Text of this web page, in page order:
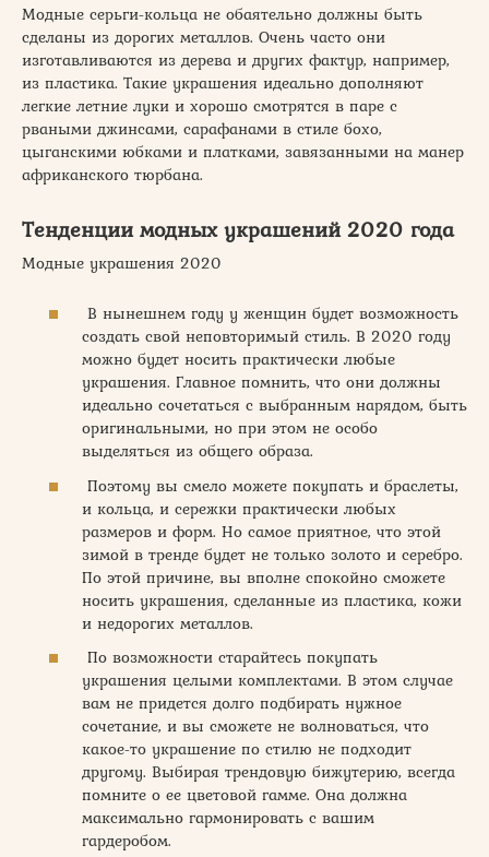
Модные серьги-кольца не обаятельно должны быть
сделаны из дорогих металлов. Очень часто они
изготавливаются из дерева и других фактур, например,
из пластика. Такие украшения идеально дополняют
легкие летние луки и хорошо смотрятся в паре с
рваными джинсами, сарафанами в стиле бохо,
цыганскими юбками и платками, завязанными на манер
африканского тюрбана.
Тенденции модных украшений 2020 года
Модные украшения 2020
В нынешнем году у женщин будет возможность
создать свой неповторимый стиль. В 2020 году
можно будет носить практически любые
украшения. Главное помнить, что они должны
идеально сочетаться с выбранным нарядом, быть
оригинальными, но при этом не особо
выделяться из общего образа.
Поэтому вы смело можете покупать и браслеты,
и кольца, и сережки практически любых
размеров и форм. Но самое приятное, что этой
зимой в тренде будет не только золото и серебро.
По этой причине, вы вполне спокойно сможете
носить украшения, сделанные из пластика, кожи
и недорогих металлов.
По возможности старайтесь покупать
украшения целыми комплектами. В этом случае
вам не придется долго подбирать нужное
сочетание, и вы сможете не волноваться, что
какое-то украшение по стилю не подходит
другому. Выбирая трендовую бижутерию, всегда
помните о ее цветовой гамме. Она должна
максимально гармонировать с вашим
гардеробом.